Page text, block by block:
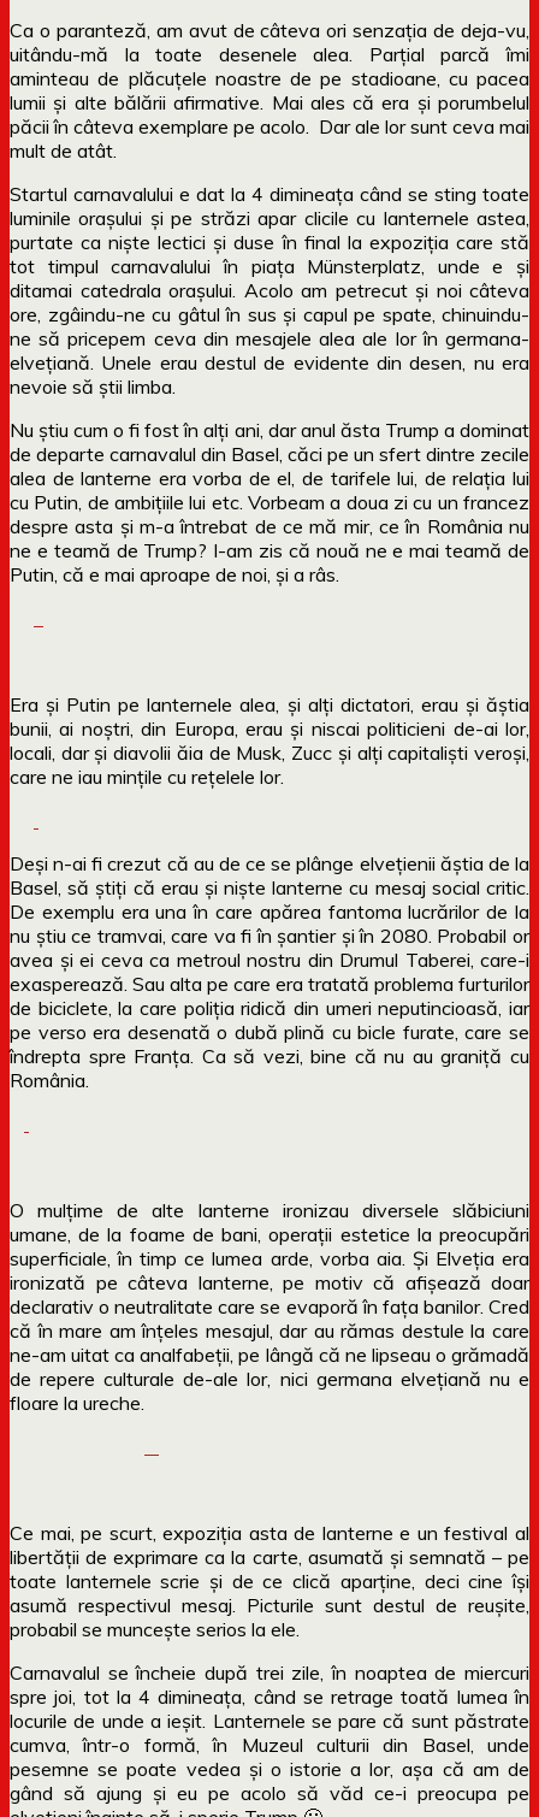
Ca o paranteză, am avut de câteva ori senzația de deja-vu,
uitându-mă la toate desenele alea. Parțial parcă îmi
aminteau de plăcuțele noastre de pe stadioane, cu pacea
lumii și alte bălării afirmative. Mai ales că era și porumbelul
păcii în câteva exemplare pe acolo. Dar ale lor sunt ceva mai
mult de atât.
Startul carnavalului e dat la 4 dimineața când se sting toate
luminile orașului și pe străzi apar clicile cu lanternele astea,
purtate ca niște lectici și duse în final la expoziția care stă
tot timpul carnavalului în piața Münsterplatz, unde e și
ditamai catedrala orașului. Acolo am petrecut și noi câteva
ore, zgâindu-ne cu gâtul în sus și capul pe spate, chinuindu-
ne să pricepem ceva din mesajele alea ale lor în germana-
elvețiană. Unele erau destul de evidente din desen, nu era
nevoie să știi limba.
Nu știu cum o fi fost în alți ani, dar anul ăsta Trump a dominat
de departe carnavalul din Basel, căci pe un sfert dintre zecile
alea de lanterne era vorba de el, de tarifele lui, de relația lui
cu Putin, de ambițiile lui etc. Vorbeam a doua zi cu un francez
despre asta și m-a întrebat de ce mă mir, ce în România nu
ne e teamă de Trump? I-am zis că nouă ne e mai teamă de
Putin, că e mai aproape de noi, și a râs.
Era și Putin pe lanternele alea, și alți dictatori, erau și ăștia
bunii, ai noștri, din Europa, erau și niscai politicieni de-ai lor,
locali, dar și diavolii ăia de Musk, Zucc și alți capitaliști veroși,
care ne iau mințile cu rețelele lor.
Deși n-ai fi crezut că au de ce se plânge elvețienii ăștia de la
Basel, să știți că erau și niște lanterne cu mesaj social critic.
De exemplu era una în care apărea fantoma lucrărilor de la
nu știu ce tramvai, care va fi în șantier și în 2080. Probabil or
avea și ei ceva ca metroul nostru din Drumul Taberei, care-i
exasperează. Sau alta pe care era tratată problema furturilor
de biciclete, la care poliția ridică din umeri neputincioasă, iar
pe verso era desenată o dubă plină cu bicle furate, care se
îndrepta spre Franța. Ca să vezi, bine că nu au graniță cu
România.
O mulțime de alte lanterne ironizau diversele slăbiciuni
umane, de la foame de bani, operații estetice la preocupări
superficiale, în timp ce lumea arde, vorba aia. Și Elveția era
ironizată pe câteva lanterne, pe motiv că afișează doar
declarativ o neutralitate care se evaporă în fața banilor. Cred
că în mare am înțeles mesajul, dar au rămas destule la care
ne-am uitat ca analfabeții, pe lângă că ne lipseau o grămadă
de repere culturale de-ale lor, nici germana elvețiană nu e
floare la ureche.
Ce mai, pe scurt, expoziția asta de lanterne e un festival al
libertății de exprimare ca la carte, asumată și semnată – pe
toate lanternele scrie și de ce clică aparține, deci cine își
asumă respectivul mesaj. Picturile sunt destul de reușite,
probabil se muncește serios la ele.
Carnavalul se încheie după trei zile, în noaptea de miercuri
spre joi, tot la 4 dimineața, când se retrage toată lumea în
locurile de unde a ieșit. Lanternele se pare că sunt păstrate
cumva, într-o formă, în Muzeul culturii din Basel, unde
pesemne se poate vedea și o istorie a lor, așa că am de
gând să ajung și eu pe acolo să văd ce-i preocupa pe